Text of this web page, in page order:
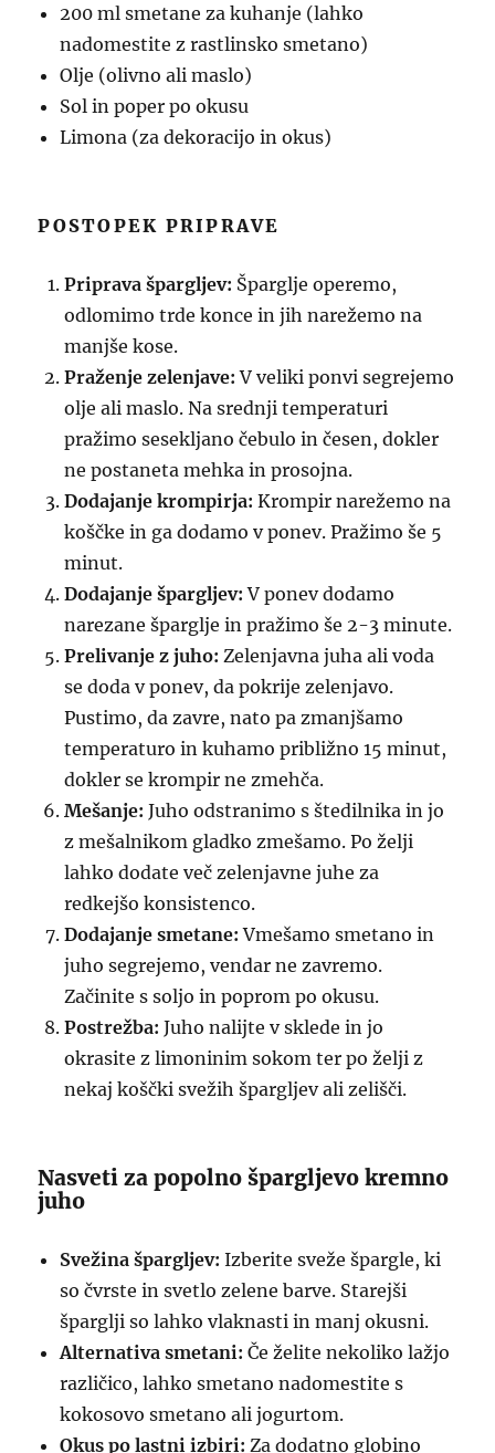
200 ml smetane za kuhanje (lahko
nadomestite z rastlinsko smetano)
Olje (olivno ali maslo)
Sol in poper po okusu
Limona (za dekoracijo in okus)
POSTOPEK PRIPRAVE
Priprava špargljev: Šparglje operemo,
odlomimo trde konce in jih narežemo na
manjše kose.
Praženje zelenjave: V veliki ponvi segrejemo
olje ali maslo. Na srednji temperaturi
pražimo sesekljano čebulo in česen, dokler
ne postaneta mehka in prosojna.
Dodajanje krompirja: Krompir narežemo na
koščke in ga dodamo v ponev. Pražimo še 5
minut.
Dodajanje špargljev: V ponev dodamo
narezane šparglje in pražimo še 2-3 minute.
Prelivanje z juho: Zelenjavna juha ali voda
se doda v ponev, da pokrije zelenjavo.
Pustimo, da zavre, nato pa zmanjšamo
temperaturo in kuhamo približno 15 minut,
dokler se krompir ne zmehča.
Mešanje: Juho odstranimo s štedilnika in jo
z mešalnikom gladko zmešamo. Po želji
lahko dodate več zelenjavne juhe za
redkejšo konsistenco.
Dodajanje smetane: Vmešamo smetano in
juho segrejemo, vendar ne zavremo.
Začinite s soljo in poprom po okusu.
Postrežba: Juho nalijte v sklede in jo
okrasite z limoninim sokom ter po želji z
nekaj koščki svežih špargljev ali zelišči.
Nasveti za popolno špargljevo kremno
juho
Svežina špargljev: Izberite sveže špargle, ki
so čvrste in svetlo zelene barve. Starejši
šparglji so lahko vlaknasti in manj okusni.
Alternativa smetani: Če želite nekoliko lažjo
različico, lahko smetano nadomestite s
kokosovo smetano ali jogurtom.
Okus po lastni izbiri: Za dodatno globino